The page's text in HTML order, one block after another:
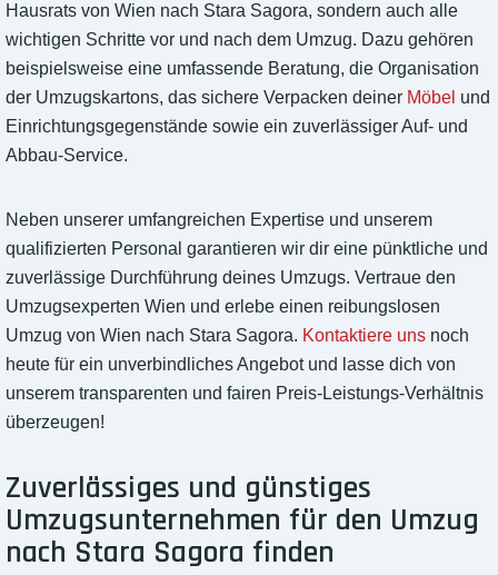
Hausrats von Wien nach Stara Sagora, sondern auch alle
wichtigen Schritte vor und nach dem Umzug. Dazu gehören
beispielsweise eine umfassende Beratung, die Organisation
der Umzugskartons, das sichere Verpacken deiner Möbel und
Einrichtungsgegenstände sowie ein zuverlässiger Auf- und
Abbau-Service.
Neben unserer umfangreichen Expertise und unserem
qualifizierten Personal garantieren wir dir eine pünktliche und
zuverlässige Durchführung deines Umzugs. Vertraue den
Umzugsexperten Wien und erlebe einen reibungslosen
Umzug von Wien nach Stara Sagora. Kontaktiere uns noch
heute für ein unverbindliches Angebot und lasse dich von
unserem transparenten und fairen Preis-Leistungs-Verhältnis
überzeugen!
Zuverlässiges und günstiges
Umzugsunternehmen für den Umzug
nach Stara Sagora finden